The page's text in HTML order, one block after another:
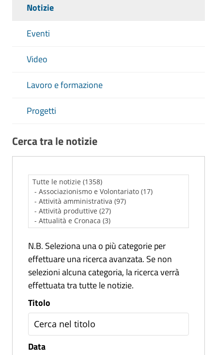
Notizie
Eventi
Video
Lavoro e formazione
Progetti
Cerca tra le notizie
N.B. Seleziona una o più categorie per
effettuare una ricerca avanzata. Se non
selezioni alcuna categoria, la ricerca verrà
effettuata tra tutte le notizie.
Titolo
Data